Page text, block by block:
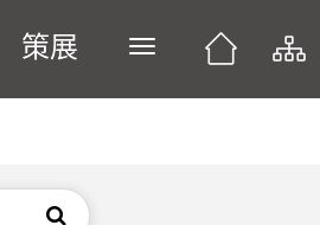
策展 展開或關閉主選單
搜尋